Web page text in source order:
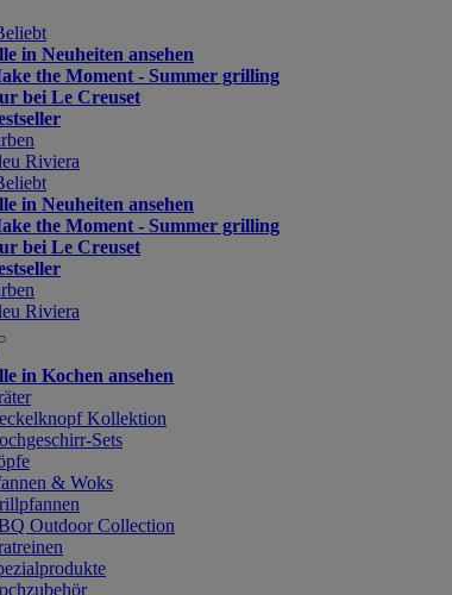
in Neuheiten ansehen
the Moment - Summer grilling
bei Le Creuset
Riviera
in Neuheiten ansehen
the Moment - Summer grilling
bei Le Creuset
Riviera
in Kochen ansehen
Kollektion
Sets
& Woks
Outdoor Collection